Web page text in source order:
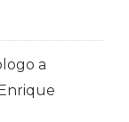
a